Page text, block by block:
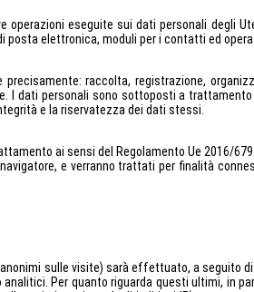
eseguite sui dati personali degli
elettronica, moduli per i contatti ed
raccolta, registrazione,
dati personali sono sottoposti a
e la riservatezza dei dati stessi.
ai sensi del Regolamento Ue 2016/
e verranno trattati per finalità
sulle visite) sarà effettuato, a
Per quanto riguarda questi ultimi, in